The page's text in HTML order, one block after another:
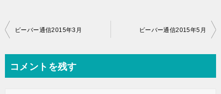
投
ビ
ビーバー通信2015年3月 ビーバー通信2015年5月
コメントを残す